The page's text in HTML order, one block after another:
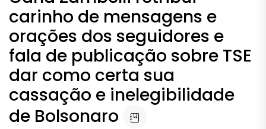
carinho de mensagens e
orações dos seguidores e
fala de publicação sobre TSE
dar como certa sua
cassação e inelegibilidade
de Bolsonaro